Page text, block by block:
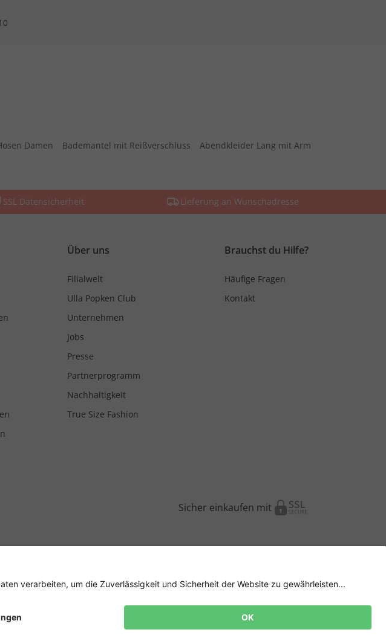
Damen Bademantel mit Reißverschluss
Abendkleider Lang mit Arm
SSL Datensicherheit Lieferung an Wunschadresse
Über uns
Filialwelt
Ulla Popken Club
Unternehmen
Jobs
Presse
Partnerprogramm
Nachhaltigkeit
True Size Fashion
Brauchst du Hilfe?
Häufige Fragen
Kontakt
Sicher einkaufen mit